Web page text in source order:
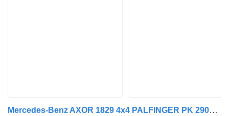
Mercedes-Benz AXOR 1829 4x4 PALFINGER PK 29002 Crane Winch Kra